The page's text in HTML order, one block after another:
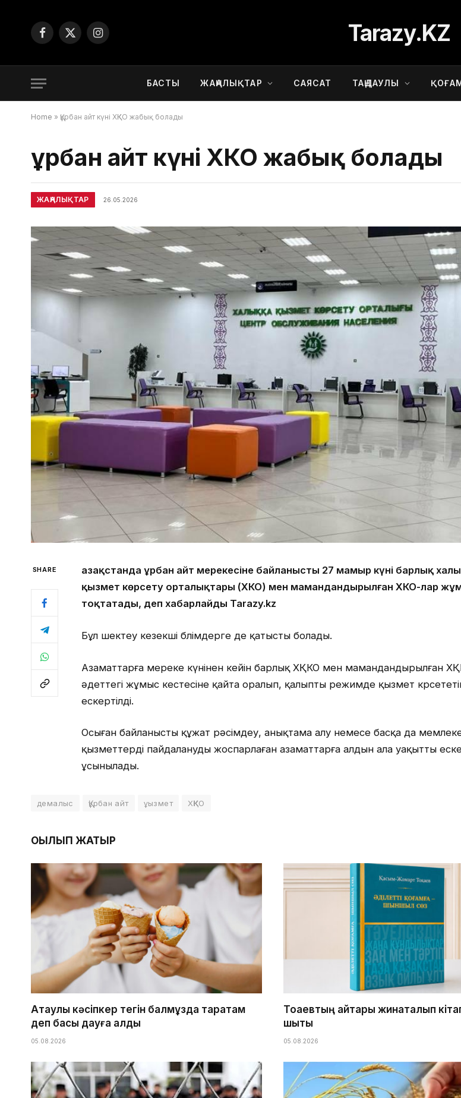
Facebook
X
Instagram Tarazy.KZ
БАСТЫ ЖАҢАЛЫҚТАР САЯСАТ ТАҢДАУЛЫ
Home » Құрбан айт күні ХҚКО жабық болады
Құрбан айт күні ХҚКО жабық болады
ЖАҢАЛЫҚТАР 26.05.2026
SHARE
Қазақстанда Құрбан айт мерекесіне байланысты 27 мамыр күні барлық
қызмет көрсету орталықтары (ХҚКО) мен мамандандырылған ХҚКО-лар
тоқтатады, деп хабарлайды Tarazy.kz
Бұл шектеу кезекші бөлімдерге де қатысты болады.
Азаматтарға мереке күнінен кейін барлық ХҚКО мен мамандандырылған
әдеттегі жұмыс кестесіне қайта оралып, қалыпты режимде қызмет
ескертілді.
Осыған байланысты құжат рәсімдеу, анықтама алу немесе басқа да
қызметтерді пайдалануды жоспарлаған азаматтарға алдын ала уақытты
ұсынылады.
демалыс Құрбан айт ұызмет ХҚКО
ОҚЫЛЫП ЖАТЫР
Ақтаулық кәсіпкер тегін балмұздақ таратам
деп басы дауға қалды
05.08.2026
Тоқаевтың айтқары жинақталып
шықты
05.08.2026